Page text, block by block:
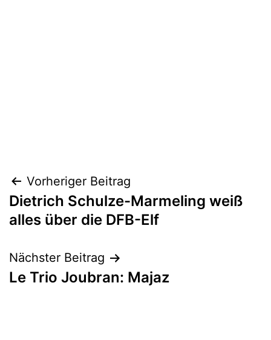
Beitragsnavigation
Vorheriger Beitrag
Dietrich Schulze-Marmeling weiß
alles über die DFB-Elf
Nächster Beitrag
Le Trio Joubran: Majaz